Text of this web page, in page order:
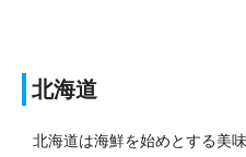
北海道
北海道は海鮮を始めとする美